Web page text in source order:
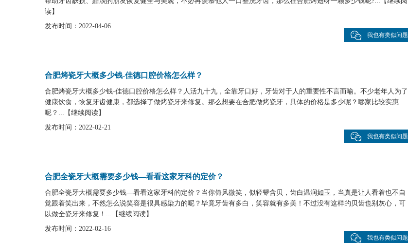
读】
发布时间：2022-04-06
我也有类似问题
合肥烤瓷牙大概多少钱-佳德口腔价格怎么样？
合肥烤瓷牙大概多少钱-佳德口腔价格怎么样？人活九十九，全靠牙口好，牙齿对于人的重要性不言而喻。不少老年人为了
健康饮食，恢复牙齿健康，都选择了做烤瓷牙来修复。那么想要在合肥做烤瓷牙，具体的价格是多少呢？哪家比较实惠
呢？... 【继续阅读】
发布时间：2022-02-21
我也有类似问题
合肥全瓷牙大概需要多少钱—看看这家牙科的定价？
合肥全瓷牙大概需要多少钱—看看这家牙科的定价？当你倚风微笑，似轻颦含贝，齿白温润如玉，当真是让人看着也不自
觉跟着笑出来，不然怎么说笑容是很具感染力的呢？毕竟牙齿有多白，笑容就有多美！不过没有这样的贝齿也别灰心，可
以做全瓷牙来修复！... 【继续阅读】
发布时间：2022-02-16
我也有类似问题